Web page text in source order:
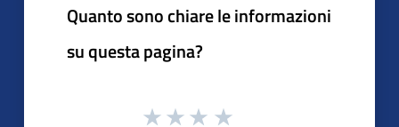
Quanto sono chiare le informazioni
su questa pagina?